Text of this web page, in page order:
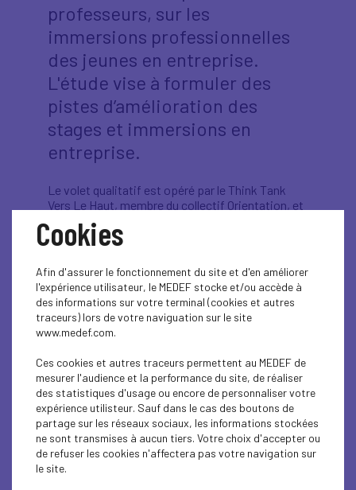
professeurs, sur les
immersions professionnelles
des jeunes en entreprise.
L'étude vise à formuler des
pistes d’amélioration des
stages et immersions en
entreprise.
Le volet qualitatif est opéré par le Think Tank
Vers Le Haut, membre du collectif Orientation, et
le volet quantitatif a été délégué à Opinion Way.
Les panels de l’enquête quantitatif :
Un échantillon de 602 entreprises,
représentatif des entreprises du secteur
privé à partir d’un salarié, hors association.
Un échantillon de 600 enseignants d’élèves
âgés de 13 à 20 ans scolarisés de la classe
Un échantillon de 636 jeunes âgés de 13 à 20
ans scolarisés de la classe de cinquième à
la terminale.
Un échantillon de 889 parents d’élèves âgés
de 13 à 20 ans scolarisés de la classe de
cinquième à la terminale.
Pour le volet qualitatif de l’étude, des focus group
représentatifs des différents panels ci-dessous
Cookies
Afin d'assurer le fonctionnement du site et d'en améliorer
l'expérience utilisateur, le MEDEF stocke et/ou accède à
des informations sur votre terminal (cookies et autres
traceurs) lors de votre naviguation sur le site
www.medef.com.
Ces cookies et autres traceurs permettent au MEDEF de
mesurer l'audience et la performance du site, de réaliser
des statistiques d'usage ou encore de personnaliser votre
expérience utilisteur. Sauf dans le cas des boutons de
partage sur les réseaux sociaux, les informations stockées
ne sont transmises à aucun tiers. Votre choix d'accepter ou
de refuser les cookies n'affectera pas votre navigation sur
le site.